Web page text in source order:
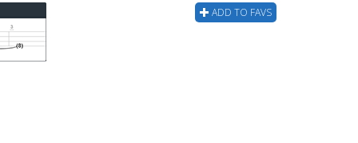
ADD TO FAVS